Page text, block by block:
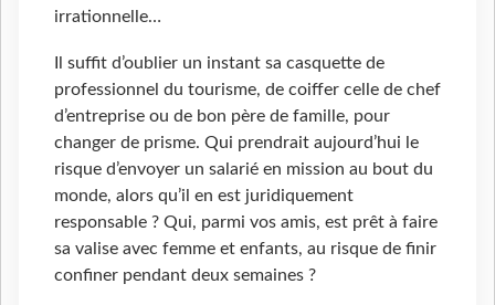
irrationnelle…
Il suffit d’oublier un instant sa casquette de
professionnel du tourisme, de coiffer celle de chef
d’entreprise ou de bon père de famille, pour
changer de prisme. Qui prendrait aujourd’hui le
risque d’envoyer un salarié en mission au bout du
monde, alors qu’il en est juridiquement
responsable ? Qui, parmi vos amis, est prêt à faire
sa valise avec femme et enfants, au risque de finir
confiner pendant deux semaines ?